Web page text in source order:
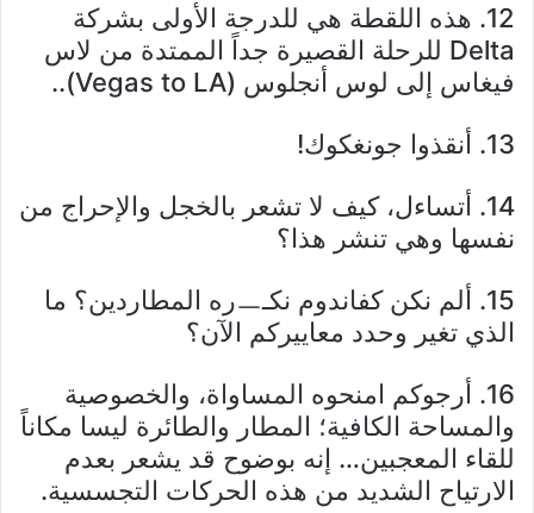
12. هذه اللقطة هي للدرجة الأولى بشركة
Delta للرحلة القصيرة جداً الممتدة من لاس
فيغاس إلى لوس أنجلوس (Vegas to LA)..
13. أنقذوا جونغكوك!
14. أتساءل، كيف لا تشعر بالخجل والإحراج من
نفسها وهي تنشر هذا؟
15. ألم نكن كفاندوم نكـㅡره المطاردين؟ ما
الذي تغير وحدد معاييركم الآن؟
16. أرجوكم امنحوه المساواة، والخصوصية
والمساحة الكافية؛ المطار والطائرة ليسا مكاناً
للقاء المعجبين… إنه بوضوح قد يشعر بعدم
الارتياح الشديد من هذه الحركات التجسسية.